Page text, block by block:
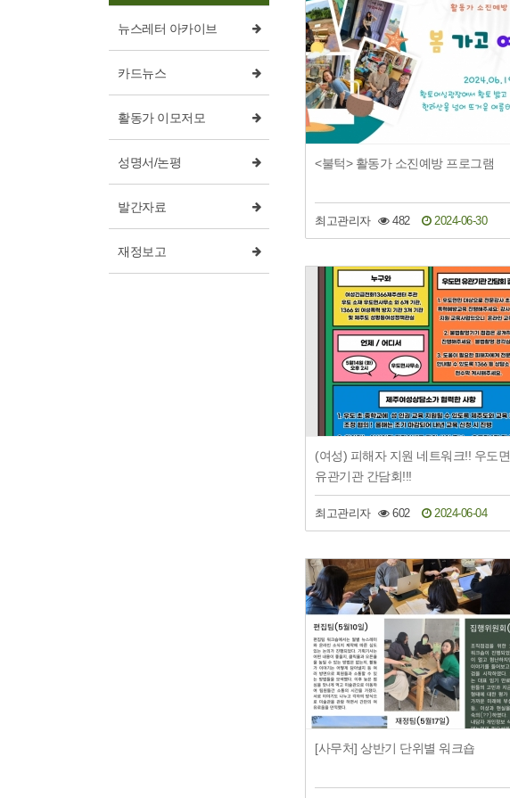
뉴스레터 아카이브
카드뉴스
활동가 이모저모
성명서/논평
발간자료
재정보고
<불턱> 활동가 소진예방 프로그램
최고관리자 482 2024-06-30
(여성) 피해자 지원 네트워크!! 우도면
유관기관 간담회!!!
최고관리자 602 2024-06-04
[사무처] 상반기 단위별 워크숍